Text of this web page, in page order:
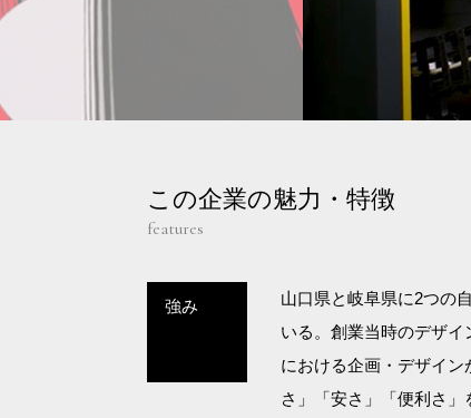
この企業の魅力・特徴
features
強み
山口県と岐阜県に2つの
いる。創業当時のデザ
における企画・デザイ
さ」「安さ」「便利さ